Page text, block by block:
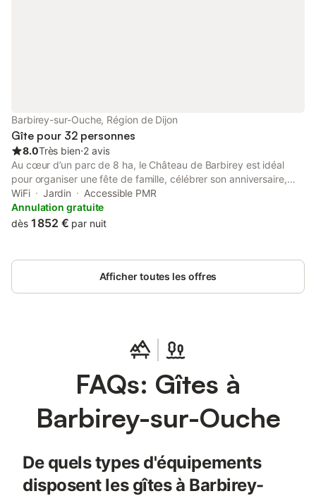
Barbirey-sur-Ouche, Région de Dijon
Gîte pour 32 personnes
8.0Très bien⋅2 avis
Au cœur d’un parc de 8 ha, le Château de Barbirey est idéal
pour organiser une fête de famille, célébrer son anniversaire,
réunir ses amis, conduire un séminaire, … Rénovée avec goût,
chacune des 12 chambres avec 11 salles de bain privées. Les 12
chambres peuvent accueillir jusqu’à 32 personnes. Au rez-de-
professionnelle, et une grande entrée. Ces pièces de vie
peuvent accueillir des groupes jusqu'à 44 personnes avec les
options d’hébergement ci-dessous. - la chambre optionnelle
situées autour de la cour du château ce qui donne beaucoup de
flexibilité pour organiser vos évènements : vous réservez le
Château et par la suite les chambres supplémentaires en option
quand vous avez les réponses à vos invitations. Le Château de
grandement l’organisation de votre séjour : - chefs à domicile et
traiteurs de proximité fournissant les repas avec en option le
vaisselle), - possibilité d’avoir des heures de service à la
demande avec le personnel de la maison, - cave à vin sur plac
WiFi Jardin
Accessible PMR
Annulation gratuite
dès 1 852 € par nuit
Afficher toutes les offres
FAQs: Gîtes à
Barbirey-sur-Ouche
De quels types d'équipements
disposent les gîtes à Barbirey-